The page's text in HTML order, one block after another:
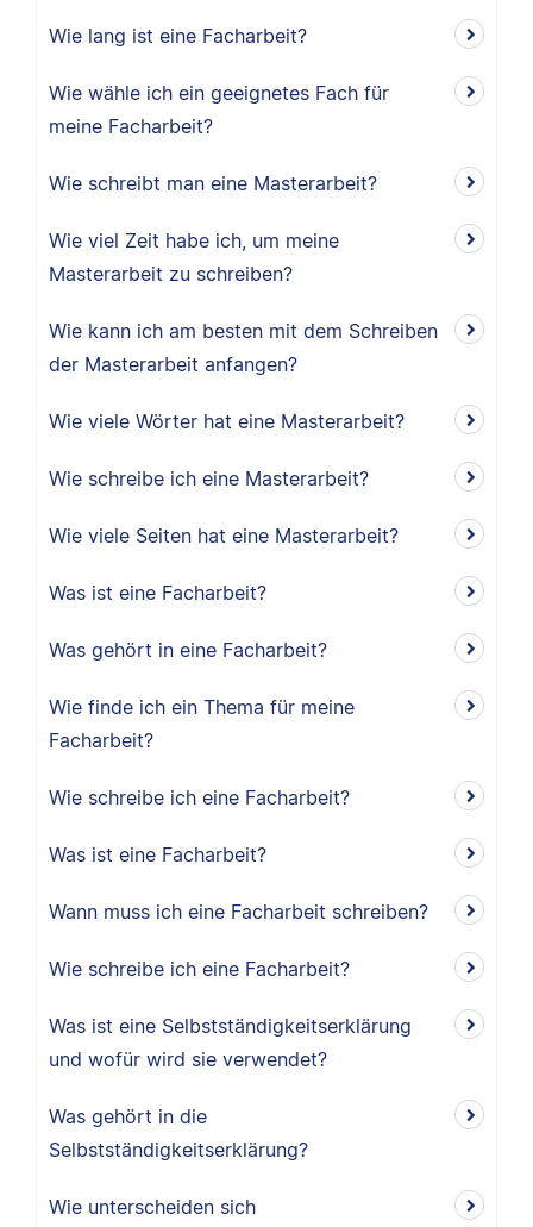
Wie lang ist eine Facharbeit?
Wie wähle ich ein geeignetes Fach für
meine Facharbeit?
Wie schreibt man eine Masterarbeit?
Wie viel Zeit habe ich, um meine
Masterarbeit zu schreiben?
Wie kann ich am besten mit dem Schreiben
der Masterarbeit anfangen?
Wie viele Wörter hat eine Masterarbeit?
Wie schreibe ich eine Masterarbeit?
Wie viele Seiten hat eine Masterarbeit?
Was ist eine Facharbeit?
Was gehört in eine Facharbeit?
Wie finde ich ein Thema für meine
Facharbeit?
Wie schreibe ich eine Facharbeit?
Was ist eine Facharbeit?
Wann muss ich eine Facharbeit schreiben?
Wie schreibe ich eine Facharbeit?
Was ist eine Selbstständigkeitserklärung
und wofür wird sie verwendet?
Was gehört in die
Selbstständigkeitserklärung?
Wie unterscheiden sich